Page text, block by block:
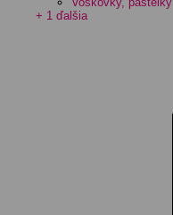
+ 1 ďalšia